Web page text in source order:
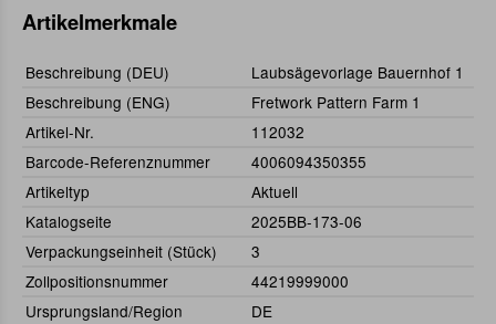
Artikelmerkmale
Beschreibung (DEU)
Laubsägevorlage Bauernhof 1
Beschreibung (ENG)
Fretwork Pattern Farm 1
Artikel-Nr.
112032
Barcode-Referenznummer
4006094350355
Artikeltyp
Aktuell
Katalogseite
2025BB-173-06
Verpackungseinheit (Stück)
3
Zollpositionsnummer
44219999000
Ursprungsland/Region
DE